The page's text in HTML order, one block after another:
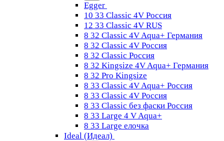
Egger
10 33 Classic 4V Россия
12 33 Classic 4V RUS
8 32 Classic 4V Aqua+ Германия
8 32 Classic 4V Россия
8 32 Classic Россия
8 32 Kingsize 4V Aqua+ Германия
8 32 Pro Kingsize
8 33 Classic 4V Aqua+ Россия
8 33 Classic 4V Россия
8 33 Classic без фаски Россия
8 33 Large 4 V Aqua+
8 33 Large елочка
Ideal (Идеал)